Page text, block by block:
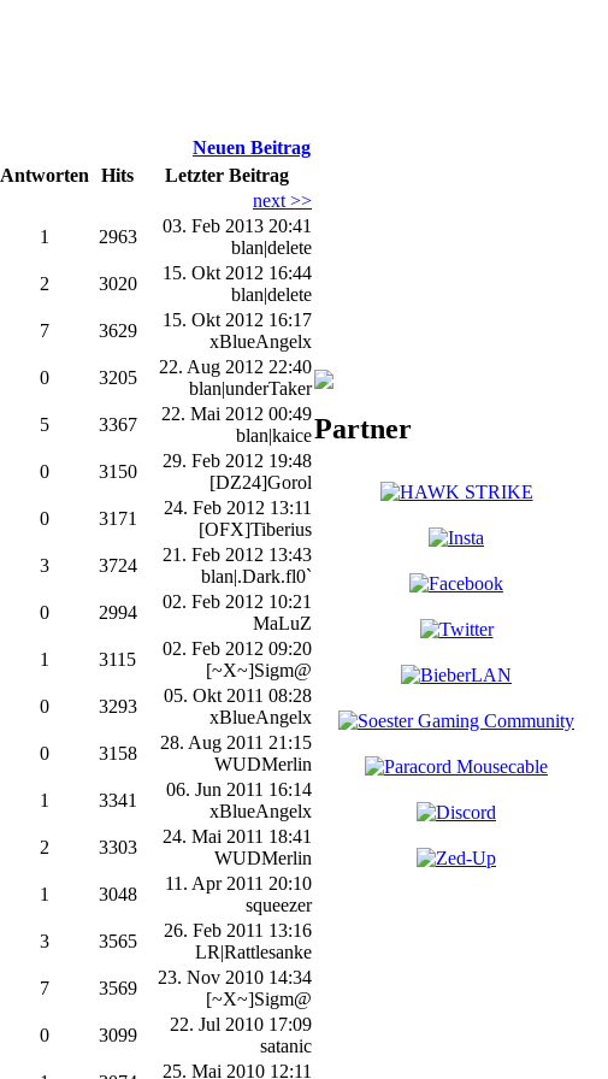
Neuen Beitrag
Antworten Hits
Letzter Beitrag
next >>
1 2963
03. Feb 2013 20:41
blan|delete
2 3020
15. Okt 2012 16:44
blan|delete
7 3629
15. Okt 2012 16:17
xBlueAngelx
0 3205
22. Aug 2012 22:40
blan|underTaker
5 3367
22. Mai 2012 00:49
blan|kaice
0 3150
29. Feb 2012 19:48
[DZ24]Gorol
0 3171
24. Feb 2012 13:11
[OFX]Tiberius
3 3724
21. Feb 2012 13:43
blan|.Dark.fl0`
0 2994
02. Feb 2012 10:21
MaLuZ
1 3115
02. Feb 2012 09:20
[~X~]Sigm@
0 3293
05. Okt 2011 08:28
xBlueAngelx
0 3158
28. Aug 2011 21:15
WUDMerlin
1 3341
06. Jun 2011 16:14
xBlueAngelx
2 3303
24. Mai 2011 18:41
WUDMerlin
1 3048
11. Apr 2011 20:10
squeezer
3 3565
26. Feb 2011 13:16
LR|Rattlesanke
7 3569
23. Nov 2010 14:34
[~X~]Sigm@
0 3099
22. Jul 2010 17:09
satanic
25. Mai 2010 12:11
Partner